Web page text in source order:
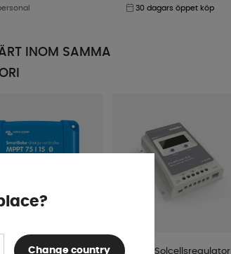
30 dagars öppet köp
INOM SAMMA
Solcellsregulator
Sunwind Solcellsregulator
Change country